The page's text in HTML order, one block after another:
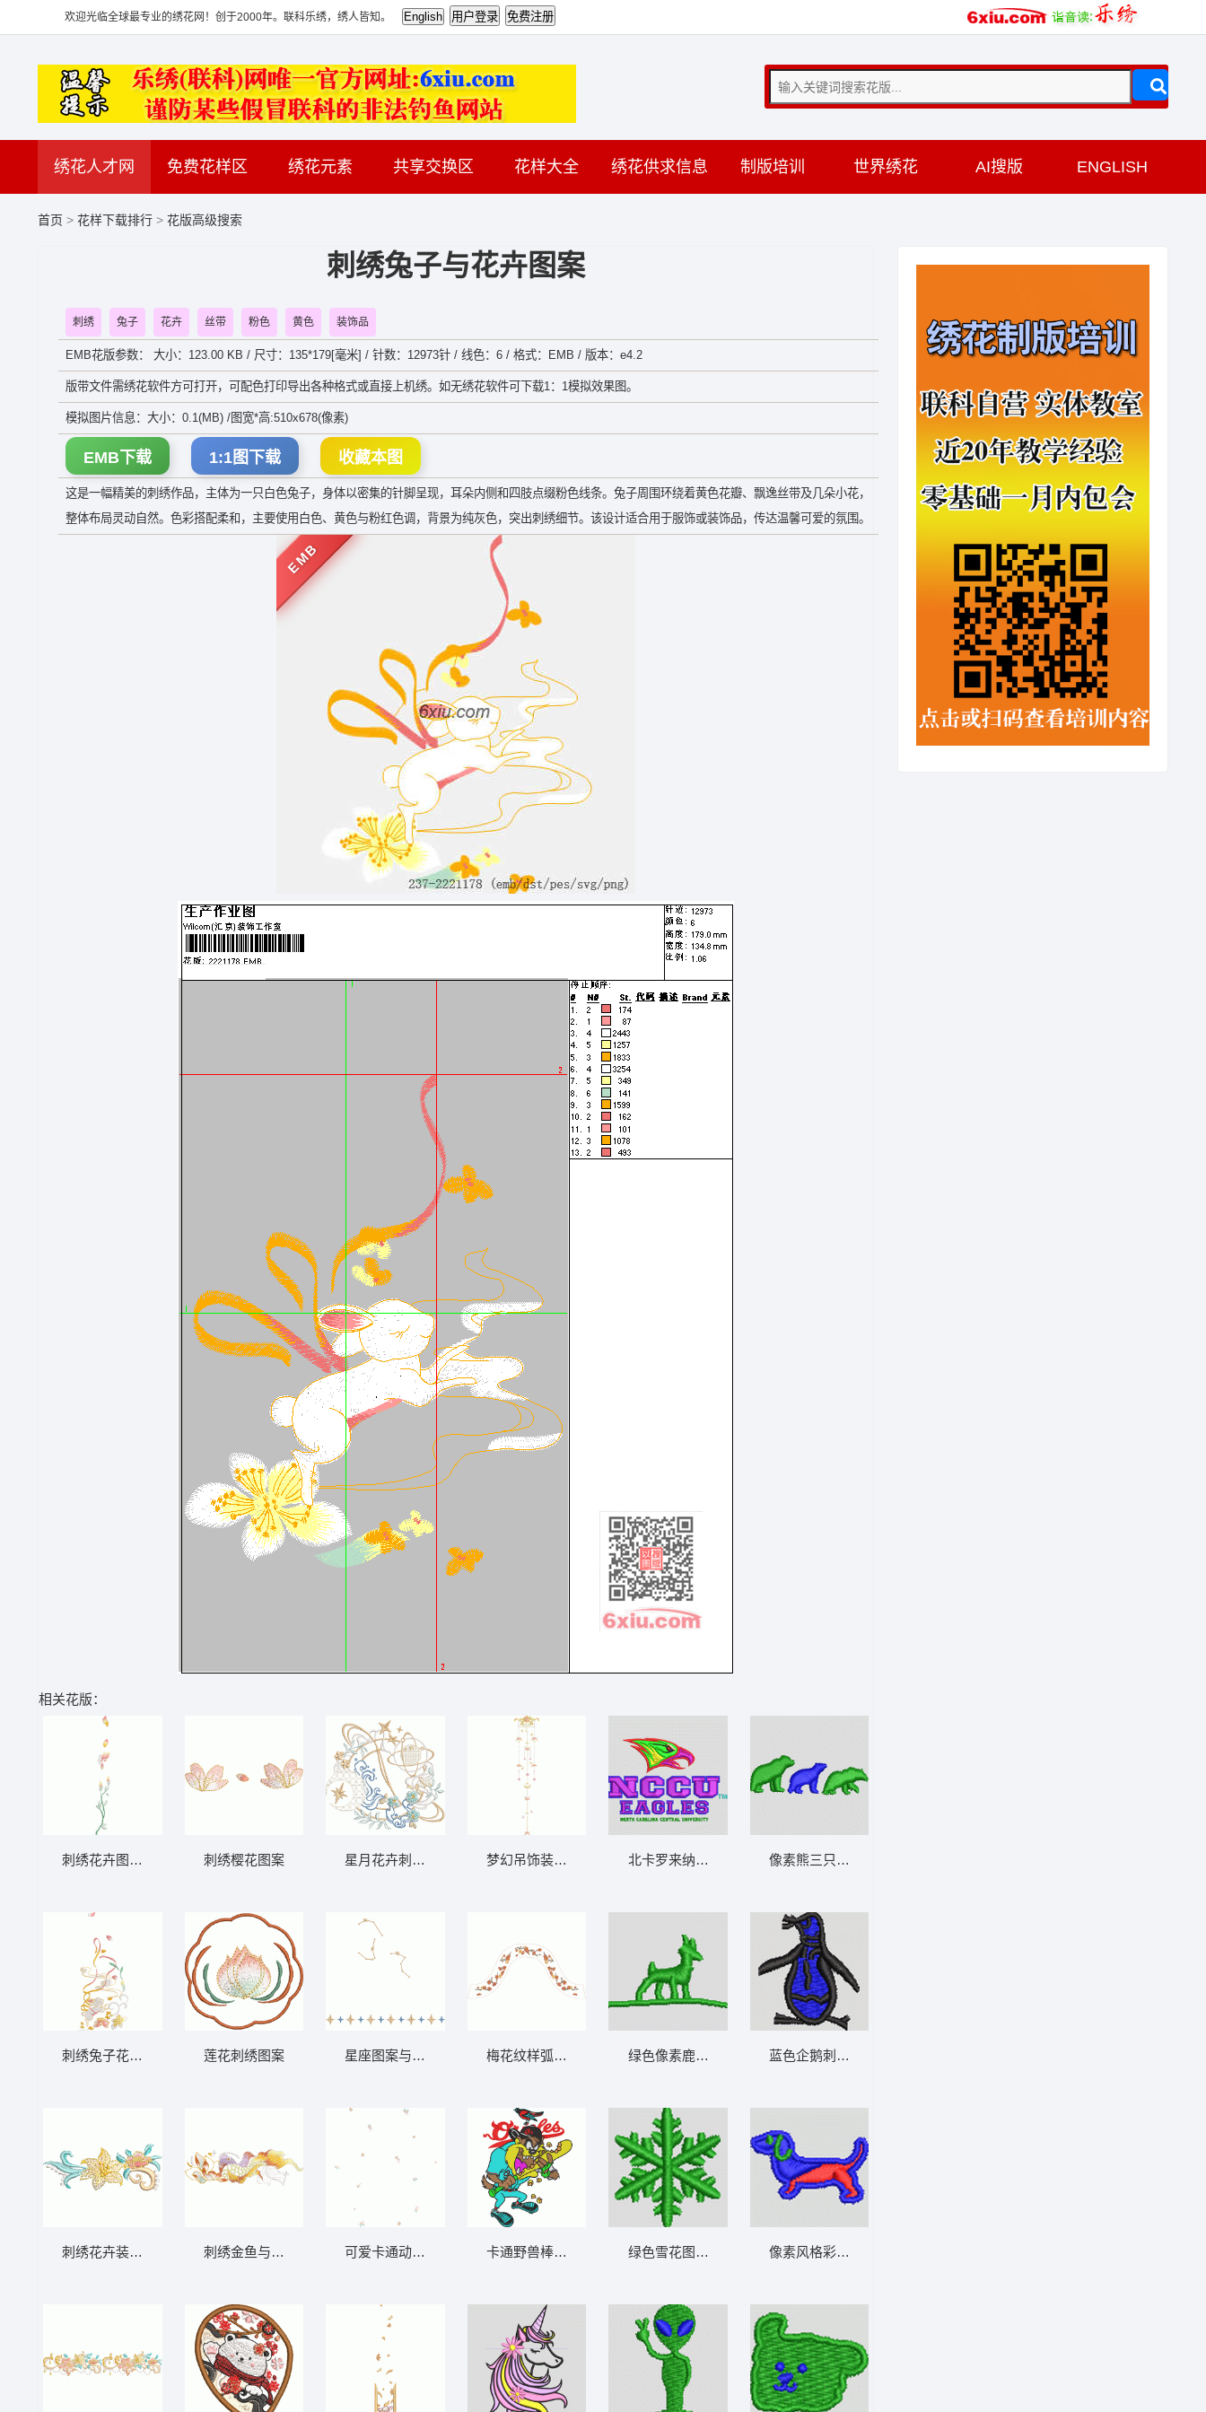
欢迎光临全球最专业的绣花网！创于2000年。联科乐绣，绣人皆知。
绣花人才网 免费花样区 绣花元素 共享交换区 花样大全 绣花供求信息 制版培训 世界绣花 AI搜版 ENGLISH
首页 > 花样下载排行 > 花版高级搜索
刺绣兔子与花卉图案
刺绣 兔子 花卉 丝带 粉色 黄色 装饰品
EMB花版参数： 大小：123.00 KB / 尺寸：135*179[毫米] / 针数：12973针 / 线色：6 / 格式：EMB / 版本：e4.2
版带文件需绣花软件方可打开，可配色打印导出各种格式或直接上机绣。如无绣花软件可下载1：1模拟效果图。
模拟图片信息：大小：0.1(MB) /图宽*高:510x678(像素)
EMB下载 1:1图下载 收藏本图
这是一幅精美的刺绣作品，主体为一只白色兔子，身体以密集的针脚呈现，耳朵内侧和四肢点缀粉色线条。兔子周围环绕着黄色花瓣、飘逸丝带及几朵小花，
整体布局灵动自然。色彩搭配柔和，主要使用白色、黄色与粉红色调，背景为纯灰色，突出刺绣细节。该设计适合用于服饰或装饰品，传达温馨可爱的氛围。
EMB
相关花版：
刺绣花卉图案设计
刺绣兔子花枝图案
刺绣花卉装饰图案
刺绣樱花图案
莲花刺绣图案
刺绣金鱼与莲花图案
星月花卉刺绣图案
星座图案与星形装饰
可爱卡通动物图案背景
梦幻吊饰装饰图案
梅花纹样弧形布料设计图
卡通野兽棒球运动员挥棒
北卡罗来纳中央大学鹰队标志 鹰头
绿色像素鹿雕像 小鹿 帽绣
绿色雪花图案 雪花 帽绣